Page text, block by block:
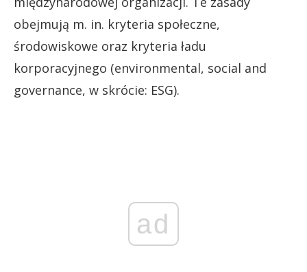
obejmują m. in. kryteria społeczne,
środowiskowe oraz kryteria ładu
korporacyjnego (environmental, social and
governance, w skrócie: ESG).
ad